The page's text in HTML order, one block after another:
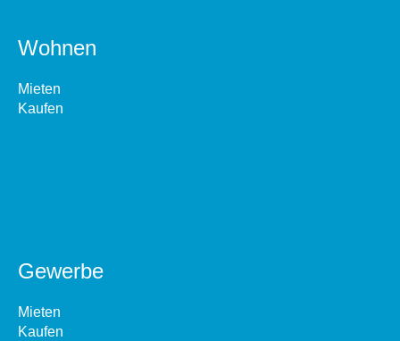
Wohnen
Mieten
Kaufen
Gewerbe
Mieten
Kaufen